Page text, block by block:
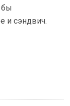
бы
и сэндвич.